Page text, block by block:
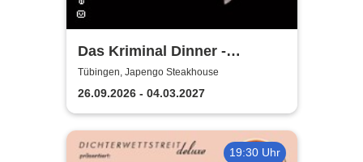
Das Kriminal Dinner -
Hauptkommissar Schröder
ermittelt
Tübingen, Japengo Steakhouse
26.09.2026 - 04.03.2027
19:30 Uhr